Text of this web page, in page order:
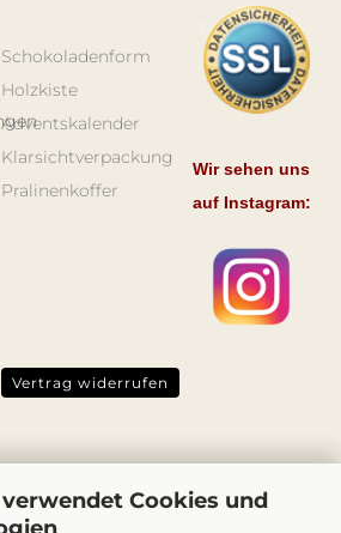
Cookies und
Schokoladenform
Holzkiste
Adventskalender
Klarsichtverpackung
Pralinenkoffer
Wir sehen uns
auf Instagram:
Vertrag widerrufen